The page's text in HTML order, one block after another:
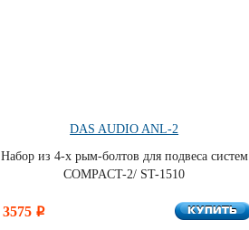
DAS AUDIO ANL-2
Набор из 4-х рым-болтов для подвеса систем
COMPACT-2/ ST-1510
3575 i КУПИТЬ
КУПИТЬ